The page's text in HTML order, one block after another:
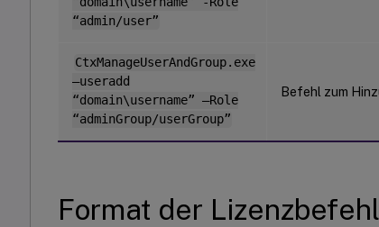
“admin/user”
CtxManageUserAndGroup.exe
–useradd
“domain\username” –Role
“adminGroup/userGroup”
Befehl zum
Format der